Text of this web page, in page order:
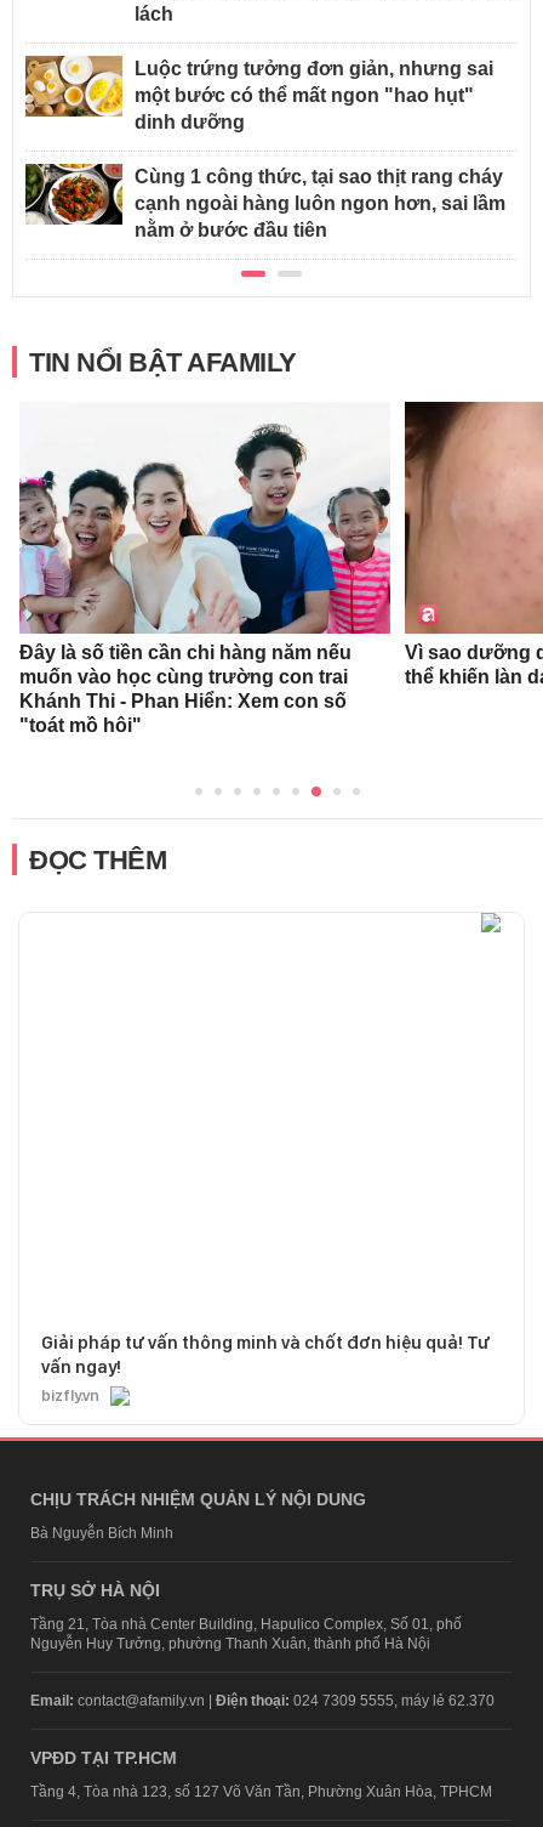
lách
Luộc trứng tưởng đơn giản, nhưng sai
một bước có thể mất ngon "hao hụt"
dinh dưỡng
Cùng 1 công thức, tại sao thịt rang cháy
cạnh ngoài hàng luôn ngon hơn, sai lầm
nằm ở bước đầu tiên
TIN NỔI BẬT AFAMILY
Đây là số tiền cần chi hàng năm nếu
muốn vào học cùng trường con trai
Khánh Thi - Phan Hiển: Xem con số
"toát mồ hôi"
Vì sao dưỡng
thể khiến làn
ĐỌC THÊM
Giải pháp tư vấn thông minh và chốt đơn hiệu quả! Tư
vấn ngay!
bizfly.vn
CHỊU TRÁCH NHIỆM QUẢN LÝ NỘI DUNG
Bà Nguyễn Bích Minh
TRỤ SỞ HÀ NỘI
Tầng 21, Tòa nhà Center Building, Hapulico Complex, Số 01, phố
Nguyễn Huy Tưởng, phường Thanh Xuân, thành phố Hà Nội
Email: contact@afamily.vn | Điện thoại: 024 7309 5555, máy lẻ 62.370
VPĐD TẠI TP.HCM
Tầng 4, Tòa nhà 123, số 127 Võ Văn Tần, Phường Xuân Hòa, TPHCM